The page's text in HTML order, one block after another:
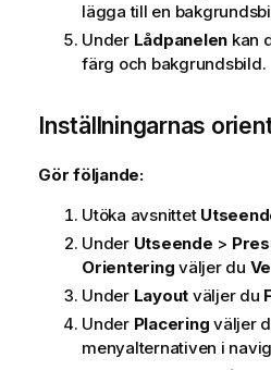
lägga till en
Under Lådpanelen kan
färg och bakgrundsbild.
Inställningarnas
Gör följande:
Utöka avsnittet
Under Utseende >
Orientering väljer du
Under Layout väljer du
Under Placering väljer
menyalternativen i